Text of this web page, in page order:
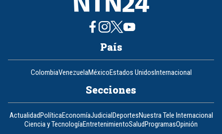
País
ColombiaVenezuelaMéxicoEstados UnidosInternacional
Secciones
ActualidadPolíticaEconomíaJudicialDeportesNuestra Tele Internacional
Ciencia y TecnologíaEntretenimientoSaludProgramasOpinión